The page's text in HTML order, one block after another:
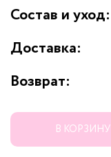
В КОРЗИНУ
Состав и уход:
Доставка:
Возврат: